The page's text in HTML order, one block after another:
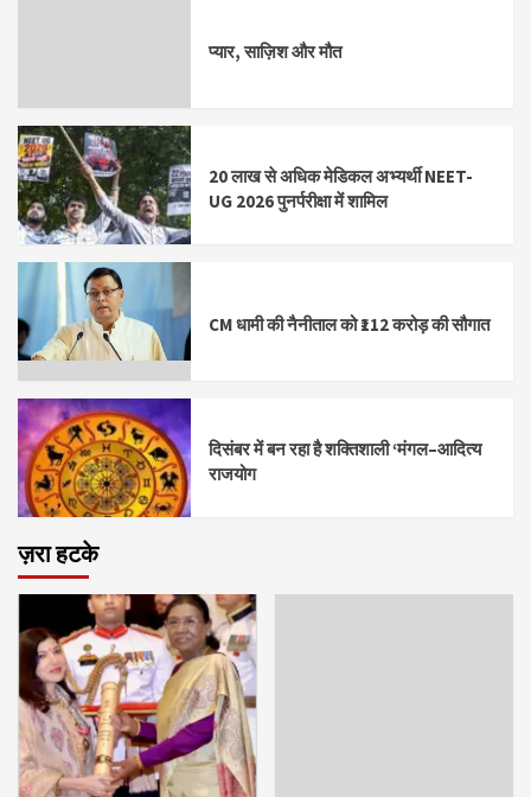
प्यार, साज़िश और मौत
20 लाख से अधिक मेडिकल अभ्यर्थी NEET-
UG 2026 पुनर्परीक्षा में शामिल
CM धामी की नैनीताल को ₹112 करोड़ की सौगात
दिसंबर में बन रहा है शक्तिशाली ‘मंगल–आदित्य
राजयोग
ज़रा हटके